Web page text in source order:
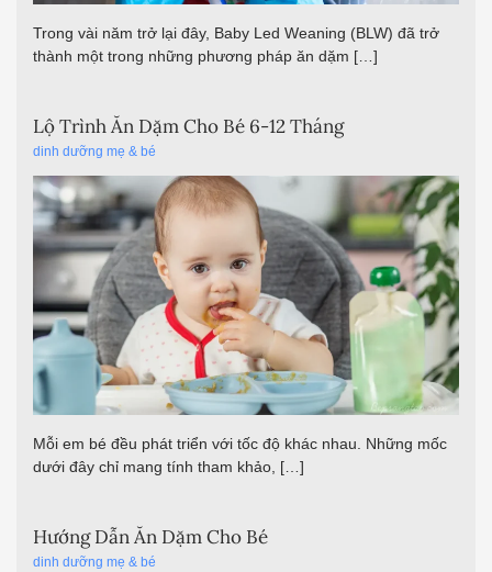
Trong vài năm trở lại đây, Baby Led Weaning (BLW) đã trở
thành một trong những phương pháp ăn dặm […]
Lộ Trình Ăn Dặm Cho Bé 6-12 Tháng
dinh dưỡng mẹ & bé
Mỗi em bé đều phát triển với tốc độ khác nhau. Những mốc
dưới đây chỉ mang tính tham khảo, […]
Hướng Dẫn Ăn Dặm Cho Bé
dinh dưỡng mẹ & bé